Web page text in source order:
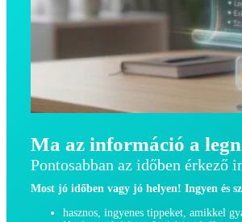
Ma az információ a
Pontosabban az időben érkező
Most jó időben vagy jó helyen! Ingyen és
hasznos, ingyenes tippeket, amikkel